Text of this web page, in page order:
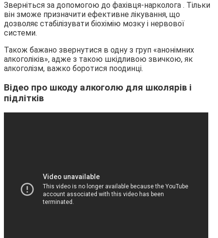
Зверніться за допомогою до фахівця-нарколога . Тільки
він зможе призначити ефективне лікування, що
дозволяє стабілізувати біохімію мозку і нервової
системи.
Також бажано звернутися в одну з груп «анонімних
алкоголіків», адже з такою шкідливою звичкою, як
алкоголізм, важко боротися поодинці.
Відео про шкоду алкоголю для школярів і
підлітків